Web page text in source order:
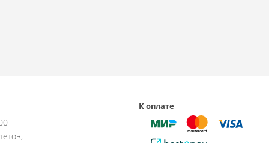
К оплате